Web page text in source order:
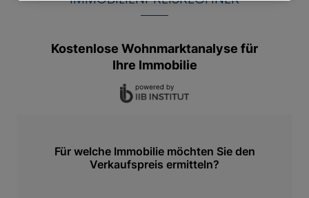
Ort lädt zum Verweilen und Genießen ein. Die
Dachterrasse ist mit einer elektrisch gesteuerten
Vom Wohn- und Essbereich führt eine elegante
erwartet Sie eine kleine Galerie, der Master
Bedroom (Schlafen II) mit einem runden